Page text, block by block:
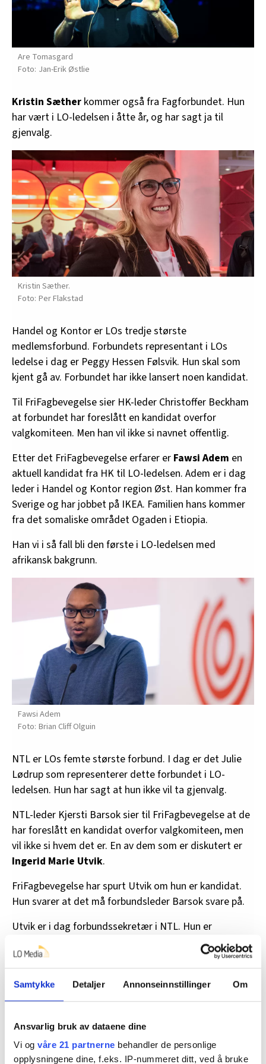
Samtykke Detaljer Annonseinnstillinger Om
Ansvarlig bruk av dataene dine
Vi og våre 21 partnerne behandler de personlige
opplysningene dine, f.eks. IP-nummeret ditt, ved å bruke
Are Tomasgard
Jan-Erik Østlie
Kristin Sæther kommer også fra Fagforbundet. Hun
har vært i LO-ledelsen i åtte år, og har sagt ja til
gjenvalg.
Kristin Sæther.
Per Flakstad
Handel og Kontor er LOs tredje største
medlemsforbund. Forbundets representant i LOs
ledelse i dag er Peggy Hessen Følsvik. Hun skal som
kjent gå av. Forbundet har ikke lansert noen kandidat.
Til FriFagbevegelse sier HK-leder Christoffer Beckham
at forbundet har foreslått en kandidat overfor
valgkomiteen. Men han vil ikke si navnet offentlig.
Etter det FriFagbevegelse erfarer er Fawsi Adem en
aktuell kandidat fra HK til LO-ledelsen. Adem er i dag
leder i Handel og Kontor region Øst. Han kommer fra
Sverige og har jobbet på IKEA. Familien hans kommer
fra det somaliske området Ogaden i Etiopia.
Han vi i så fall bli den første i LO-ledelsen med
afrikansk bakgrunn.
Fawsi Adem
Brian Cliff Olguin
NTL er LOs femte største forbund. I dag er det Julie
Lødrup som representerer dette forbundet i LO-
ledelsen. Hun har sagt at hun ikke vil ta gjenvalg.
NTL-leder Kjersti Barsok sier til FriFagbevegelse at de
har foreslått en kandidat overfor valgkomiteen, men
vil ikke si hvem det er. En av dem som er diskutert er
Ingerid Marie Utvik.
FriFagbevegelse har spurt Utvik om hun er kandidat.
Hun svarer at det må forbundsleder Barsok svare på.
Utvik er i dag forbundssekretær i NTL. Hun er
utdannet jurist og sitter i kommunestyret i Vestby
kommune for Arbeiderpartiet.